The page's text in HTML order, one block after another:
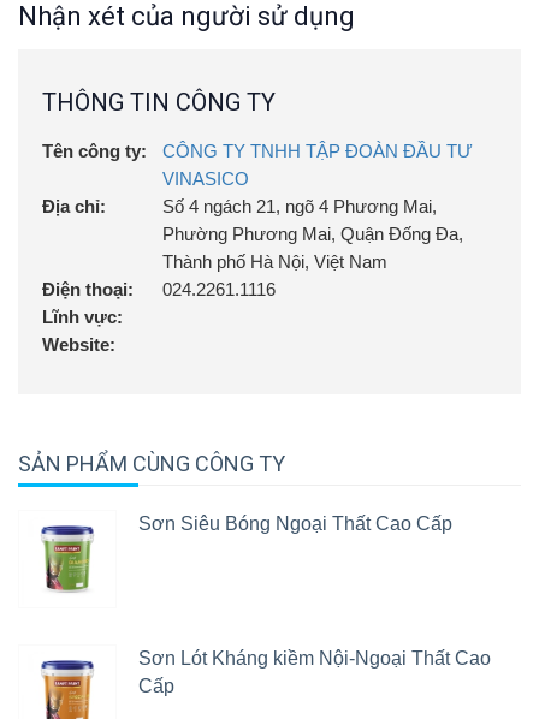
Nhận xét của người sử dụng
THÔNG TIN CÔNG TY
Tên công ty:
CÔNG TY TNHH TẬP ĐOÀN ĐẦU TƯ
VINASICO
Địa chỉ:
Số 4 ngách 21, ngõ 4 Phương Mai,
Phường Phương Mai, Quận Đống Đa,
Thành phố Hà Nội, Việt Nam
Điện thoại:
024.2261.1116
Lĩnh vực:
Website:
SẢN PHẨM CÙNG CÔNG TY
Sơn Siêu Bóng Ngoại Thất Cao Cấp
Sơn Lót Kháng kiềm Nội-Ngoại Thất Cao
Cấp